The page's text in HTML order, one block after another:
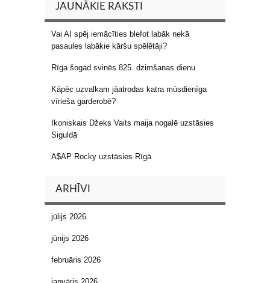
JAUNĀKIE RAKSTI
Vai AI spēj iemācīties blefot labāk nekā
pasaules labākie kāršu spēlētāji?
Rīga šogad svinēs 825. dzimšanas dienu
Kāpēc uzvalkam jāatrodas katra mūsdienīga
vīrieša garderobē?
Ikoniskais Džeks Vaits maija nogalē uzstāsies
Siguldā
A$AP Rocky uzstāsies Rīgā
ARHĪVI
jūlijs 2026
jūnijs 2026
februāris 2026